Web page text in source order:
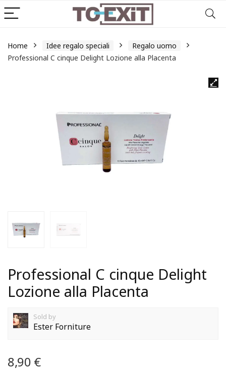
Home Idee regalo speciali
Regalo uomo
Professional C cinque Delight Lozione alla Placenta
Professional C cinque Delight
Lozione alla Placenta
Sold by
Ester Forniture
8,90 €